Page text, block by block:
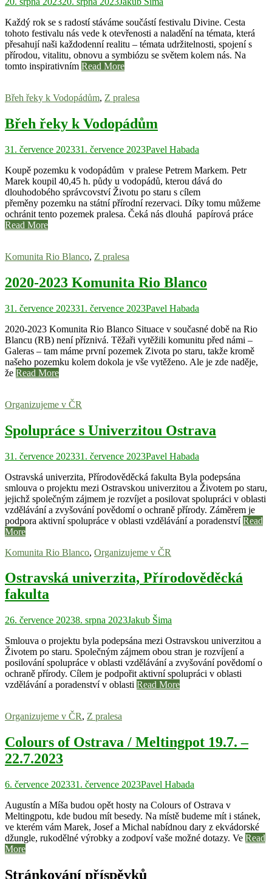
Každý rok se s radostí stáváme součástí festivalu Divine. Cesta
tohoto festivalu nás vede k otevřenosti a naladění na témata, která
přesahují naši každodenní realitu – témata udržitelnosti, spojení s
přírodou, vitalitu, obnovu a symbiózu se světem kolem nás. Na
tomto inspirativním Read More
Břeh řeky k Vodopádům, Z pralesa
Břeh řeky k Vodopádům
31. července 202331. července 2023Pavel Habada
Koupě pozemku k vodopádům v pralese Petrem Markem. Petr
Marek koupil 40,45 h. půdy u vodopádů, kterou dává do
dlouhodobého správcovství Životu po staru s cílem
přeměny pozemku na státní přírodní rezervaci. Díky tomu můžeme
ochránit tento pozemek pralesa. Čeká nás dlouhá papírová práce
Read More
Komunita Rio Blanco, Z pralesa
2020-2023 Komunita Rio Blanco
31. července 202331. července 2023Pavel Habada
2020-2023 Komunita Rio Blanco Situace v současné době na Rio
Blancu (RB) není příznivá. Těžaři vytěžili komunitu před námi –
Galeras – tam máme první pozemek Zivota po staru, takže kromě
našeho pozemku kolem dokola je vše vytěženo. Ale je zde naděje,
že Read More
Organizujeme v ČR
Spolupráce s Univerzitou Ostrava
31. července 202331. července 2023Pavel Habada
Ostravská univerzita, Přírodověděcká fakulta Byla podepsána
smlouva o projektu mezi Ostravskou univerzitou a Životem po staru,
jejichž společným zájmem je rozvíjet a posilovat spolupráci v oblasti
vzdělávání a zvyšování povědomí o ochraně přírody. Záměrem je
podpora aktivní spolupráce v oblasti vzdělávání a poradenstvíRead
More
Komunita Rio Blanco, Organizujeme v ČR
Ostravská univerzita, Přírodověděcká
fakulta
26. července 20238. srpna 2023Jakub Šima
Smlouva o projektu byla podepsána mezi Ostravskou univerzitou a
Životem po staru. Společným zájmem obou stran je rozvíjení a
posilování spolupráce v oblasti vzdělávání a zvyšování povědomí o
ochraně přírody. Cílem je podpořit aktivní spolupráci v oblasti
vzdělávání a poradenství v oblasti Read More
Organizujeme v ČR, Z pralesa
Colours of Ostrava / Meltingpot 19.7. –
22.7.2023
6. července 202331. července 2023Pavel Habada
Augustín a Míša budou opět hosty na Colours of Ostrava v
Meltingpotu, kde budou mít besedy. Na místě budeme mít i stánek,
ve kterém vám Marek, Josef a Michal nabídnou dary z ekvádorské
džungle, rukodělné výrobky a zodpoví vaše možné dotazy. Ve Read
More
Stránkování příspěvků